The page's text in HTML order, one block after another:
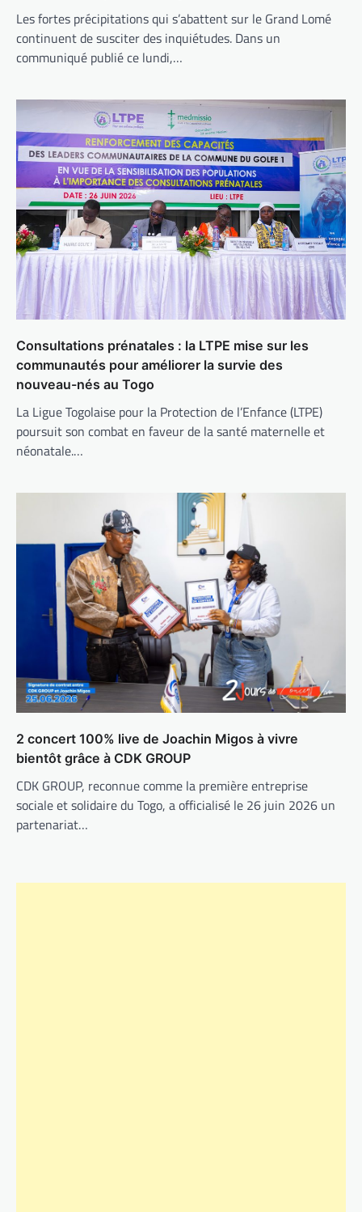
Les fortes précipitations qui s’abattent sur le Grand Lomé
continuent de susciter des inquiétudes. Dans un
communiqué publié ce lundi,…
Consultations prénatales : la LTPE mise sur les
communautés pour améliorer la survie des
nouveau-nés au Togo
La Ligue Togolaise pour la Protection de l’Enfance (LTPE)
poursuit son combat en faveur de la santé maternelle et
néonatale.…
2 concert 100% live de Joachin Migos à vivre
bientôt grâce à CDK GROUP
CDK GROUP, reconnue comme la première entreprise
sociale et solidaire du Togo, a officialisé le 26 juin 2026 un
partenariat…